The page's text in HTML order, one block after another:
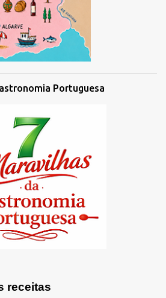
Portuguesa
receitas